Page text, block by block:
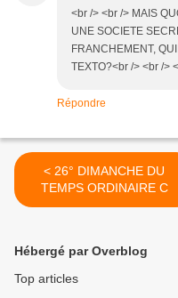
<br /> <br /> MAIS
UNE SOCIETE
FRANCHEMENT,
TEXTO?<br /> <br />
Répondre
< 26° DIMANCHE DU
TEMPS ORDINAIRE C
Hébergé par Overblog
Top articles